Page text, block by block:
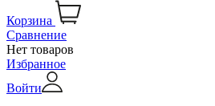
Корзина
Сравнение
Нет товаров
Избранное
Войти